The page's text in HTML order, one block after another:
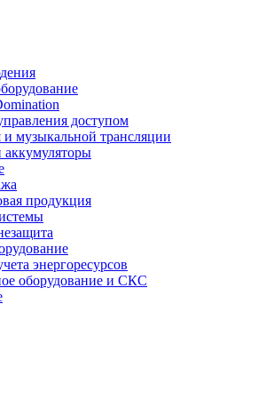
доступом
музыкальной трансляции
продукция
энергоресурсов
оборудование и СКС